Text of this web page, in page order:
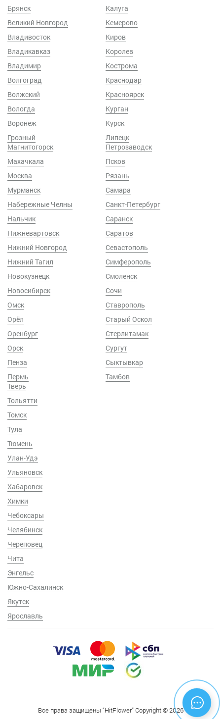
Брянск
Великий Новгород
Владивосток
Владикавказ
Владимир
Волгоград
Волжский
Вологда
Воронеж
Грозный
Калуга
Кемерово
Киров
Королев
Кострома
Краснодар
Красноярск
Курган
Курск
Липецк
Магнитогорск
Махачкала
Москва
Мурманск
Набережные Челны
Нальчик
Нижневартовск
Нижний Новгород
Нижний Тагил
Новокузнецк
Новосибирск
Омск
Орёл
Оренбург
Орск
Пенза
Пермь
Петрозаводск
Псков
Рязань
Самара
Санкт-Петербург
Саранск
Саратов
Севастополь
Симферополь
Смоленск
Сочи
Ставрополь
Старый Оскол
Стерлитамак
Сургут
Сыктывкар
Тамбов
Тверь
Тольятти
Томск
Тула
Тюмень
Улан-Удэ
Ульяновск
Хабаровск
Химки
Чебоксары
Челябинск
Череповец
Чита
Энгельс
Южно-Сахалинск
Якутск
Ярославль
Все права защищены “HitFlower” Copyright © 2026